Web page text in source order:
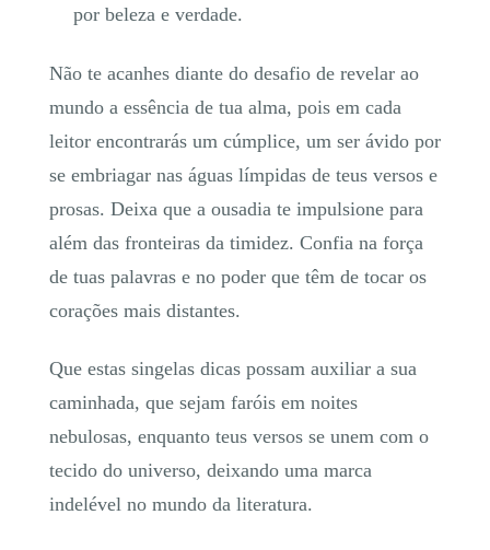
por beleza e verdade.
Não te acanhes diante do desafio de revelar ao
mundo a essência de tua alma, pois em cada
leitor encontrarás um cúmplice, um ser ávido por
se embriagar nas águas límpidas de teus versos e
prosas. Deixa que a ousadia te impulsione para
além das fronteiras da timidez. Confia na força
de tuas palavras e no poder que têm de tocar os
corações mais distantes.
Que estas singelas dicas possam auxiliar a sua
caminhada, que sejam faróis em noites
nebulosas, enquanto teus versos se unem com o
tecido do universo, deixando uma marca
indelével no mundo da literatura.